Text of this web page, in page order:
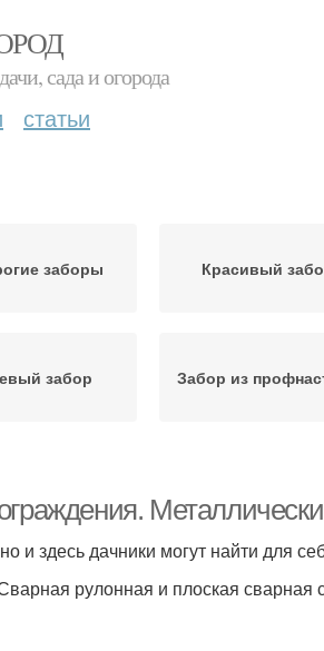
сада и огорода
статьи
заборы Красивый
забор Забор из
сетки
из дерева
и здесь дачники могут найти для
рулонная и плоская сварная